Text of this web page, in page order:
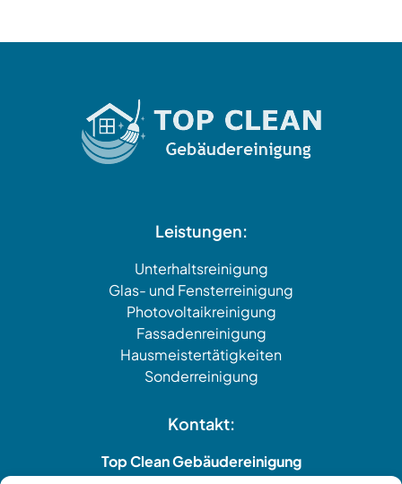
Leistungen:
Unterhaltsreinigung
Glas- und Fensterreinigung
Photovoltaikreinigung
Fassadenreinigung
Hausmeistertätigkeiten
Sonderreinigung
Kontakt:
Top Clean Gebäudereinigung